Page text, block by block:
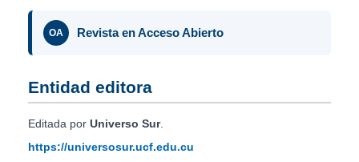
OA Revista en Acceso Abierto
Entidad editora
Editada por Universo Sur.
https://universosur.ucf.edu.cu